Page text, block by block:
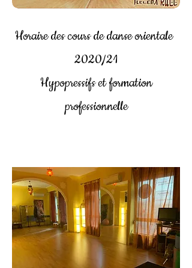
Horaire des cours de danse orientale
2020/21
Hypopressifs et formation
professionnelle